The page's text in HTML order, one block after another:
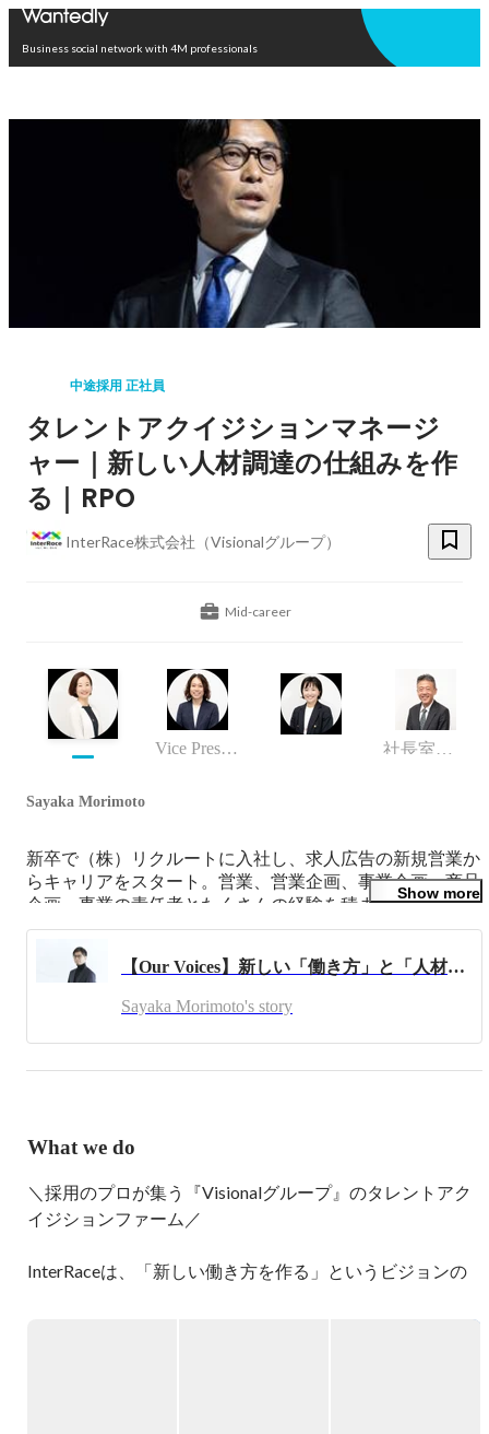
Business social network with 4M professionals
中途採用 正社員
タレントアクイジションマネージ
ャー｜新しい人材調達の仕組みを作
る｜RPO
InterRace株式会社（Visionalグループ）
Mid-career
Vice President of Solutions 社長室 ディレクター
Sayaka Morimoto
新卒で（株）リクルートに入社し、求人広告の新規営業か
らキャリアをスタート。営業、営業企画、事業企画、商品
企画、事業の責任者とたくさんの経験を積ませてもらいま
した。
ここまで多くの経験を積ませてもらった人材業界で、次の
当たり前を作る仕事をするため、2021年から、InterRace株
式会社で新しいチャレンジを初めています。
まずは、人材業界で働く人が専門性を高めて自立キャリア
を歩む道を応援したい、その活躍の場をを作りたいと思っ
Show more
【Our Voices】新しい「働き方」と「人材調達のかたち」づくりに挑戦する
Sayaka Morimoto's story
What we do
＼採用のプロが集う『Visionalグループ』のタレントアク
イジションファーム／
InterRaceは、「新しい働き方を作る」というビジョンの
新しい働き方の開発により日本の雇用問題の解決にチャレ